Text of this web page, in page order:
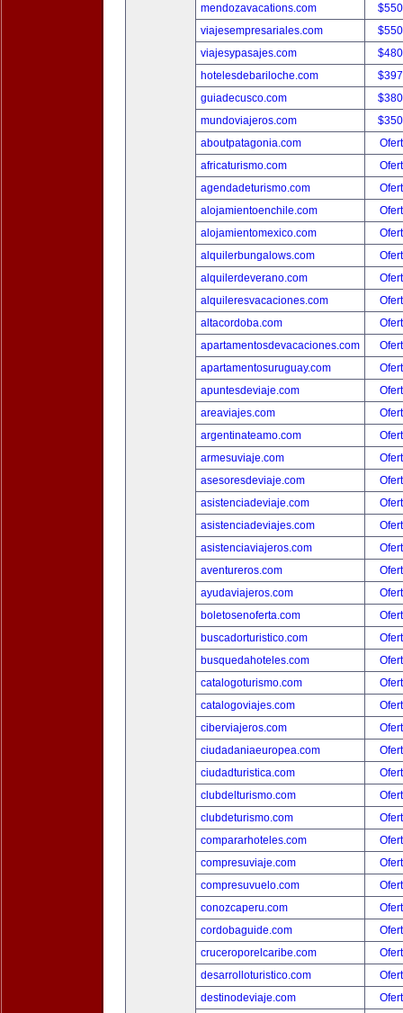
mendozavacations.com
viajesempresariales.com
viajesypasajes.com
hotelesdebariloche.com
guiadecusco.com
mundoviajeros.com
aboutpatagonia.com
africaturismo.com
agendadeturismo.com
alojamientoenchile.com
alojamientomexico.com
alquilerbungalows.com
alquilerdeverano.com
alquileresvacaciones.com
altacordoba.com
apartamentosdevacaciones.com
apartamentosuruguay.com
apuntesdeviaje.com
areaviajes.com
argentinateamo.com
armesuviaje.com
asesoresdeviaje.com
asistenciadeviaje.com
asistenciadeviajes.com
asistenciaviajeros.com
aventureros.com
ayudaviajeros.com
boletosenoferta.com
buscadorturistico.com
busquedahoteles.com
catalogoturismo.com
catalogoviajes.com
ciberviajeros.com
ciudadaniaeuropea.com
ciudadturistica.com
clubdelturismo.com
clubdeturismo.com
compararhoteles.com
compresuviaje.com
compresuvuelo.com
conozcaperu.com
cordobaguide.com
cruceroporelcaribe.com
desarrolloturistico.com
destinodeviaje.com